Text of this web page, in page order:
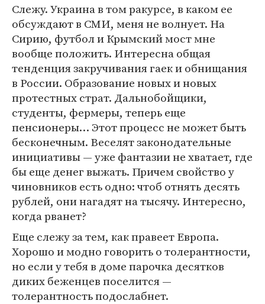
Слежу. Украина в том ракурсе, в каком ее
обсуждают в СМИ, меня не волнует. На
Сирию, футбол и Крымский мост мне
вообще положить. Интересна общая
тенденция закручивания гаек и обнищания
в России. Образование новых и новых
протестных страт. Дальнобойщики,
студенты, фермеры, теперь еще
пенсионеры… Этот процесс не может быть
бесконечным. Веселят законодательные
инициативы — уже фантазии не хватает, где
бы еще денег выжать. Причем свойство у
чиновников есть одно: чтоб отнять десять
рублей, они нагадят на тысячу. Интересно,
когда рванет?
Еще слежу за тем, как правеет Европа.
Хорошо и модно говорить о толерантности,
но если у тебя в доме парочка десятков
диких беженцев поселится —
толерантность подослабнет.